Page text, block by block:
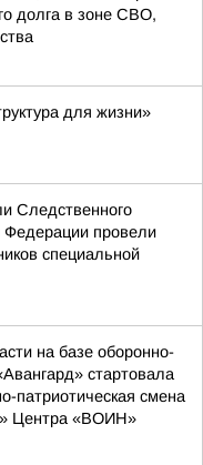
долга в зоне СВО,
для жизни»
Следственного
Федерации провели
специальной
на базе оборонно-
стартовала
патриотическая смена
Центра «ВОИН»